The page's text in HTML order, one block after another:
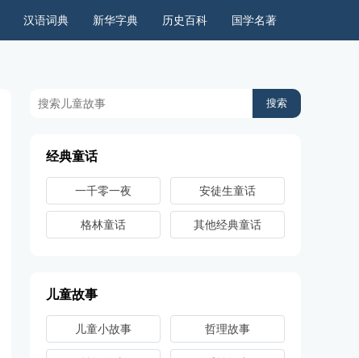
国学名著
历史百科
新华字典
汉语词典
经典童话
一千零一夜 安徒生童话
格林童话 其他经典童话
儿童故事
儿童小故事 哲理故事